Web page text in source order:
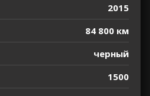
2015
84 800 км
черный
1500